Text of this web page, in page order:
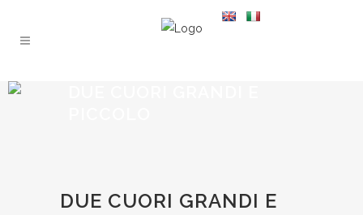
DUE CUORI GRANDI E